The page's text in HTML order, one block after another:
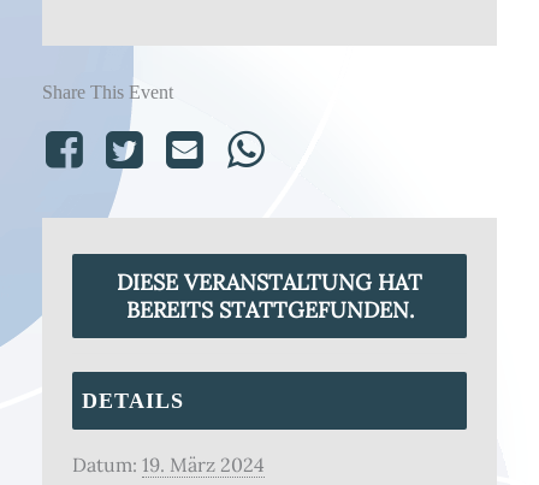
Share This Event
DIESE VERANSTALTUNG HAT
BEREITS STATTGEFUNDEN.
DETAILS
Datum: 19. März 2024